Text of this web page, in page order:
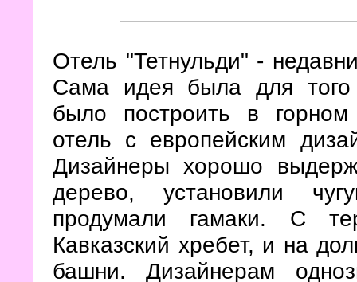
Отель "Тетнульди" -
Сама идея была для того
было построить в
отель с европейским
Дизайнеры хорошо
дерево, установили
продумали гамаки. С
Кавказский хребет, и на
башни. Дизайнерам